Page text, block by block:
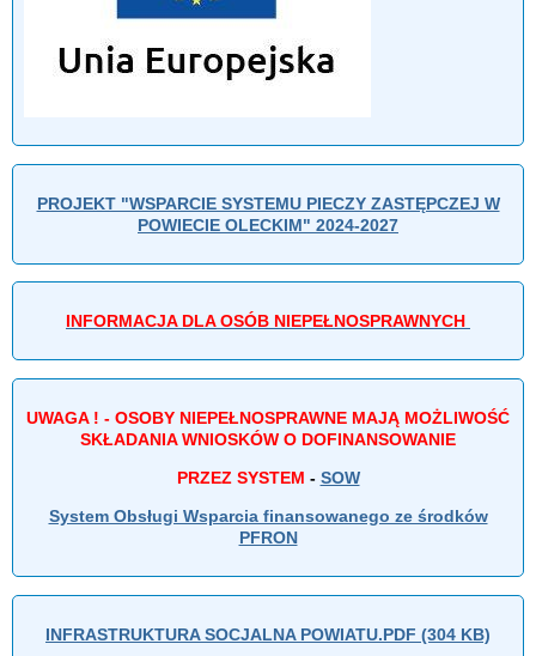
PROJEKT "WSPARCIE SYSTEMU PIECZY ZASTĘPCZEJ W
POWIECIE OLECKIM" 2024-2027
INFORMACJA DLA OSÓB NIEPEŁNOSPRAWNYCH
UWAGA ! - OSOBY NIEPEŁNOSPRAWNE MAJĄ MOŻLIWOŚĆ
SKŁADANIA WNIOSKÓW O DOFINANSOWANIE
PRZEZ SYSTEM - SOW
System Obsługi Wsparcia finansowanego ze środków
PFRON
INFRASTRUKTURA SOCJALNA POWIATU.PDF (304 KB)